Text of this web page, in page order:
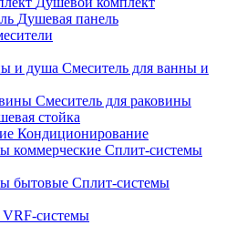
Душевая панель
Смеситель для ванны и
Смеситель для раковины
стойка
Кондиционирование
Сплит-системы
Сплит-системы
VRF-системы